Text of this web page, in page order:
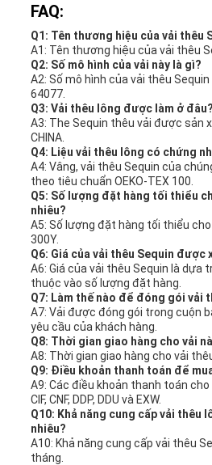
FAQ:
Q1: Tên thương hiệu của vải thêu
A1: Tên thương hiệu của vải thêu
Q2: Số mô hình của vải này là gì?
A2: Số mô hình của vải thêu
64077.
Q3: Vải thêu lông được làm ở đâu?
A3: The Sequin thêu vải được sản
CHINA.
Q4: Liệu vải thêu lông có chứng
A4: Vâng, vải thêu Sequin của
theo tiêu chuẩn OEKO-TEX 100.
Q5: Số lượng đặt hàng tối thiểu
nhiêu?
A5: Số lượng đặt hàng tối thiểu
300Y.
Q6: Giá của vải thêu Sequin được
A6: Giá của vải thêu Sequin là
thuộc vào số lượng đặt hàng.
Q7: Làm thế nào để đóng gói vải
A7: Vải được đóng gói trong cuộn
yêu cầu của khách hàng.
Q8: Thời gian giao hàng cho vải
A8: Thời gian giao hàng cho vải
Q9: Điều khoản thanh toán để
A9: Các điều khoản thanh toán cho
CIF, CNF, DDP, DDU và EXW.
Q10: Khả năng cung cấp vải thêu
nhiêu?
A10: Khả năng cung cấp vải thêu
tháng.